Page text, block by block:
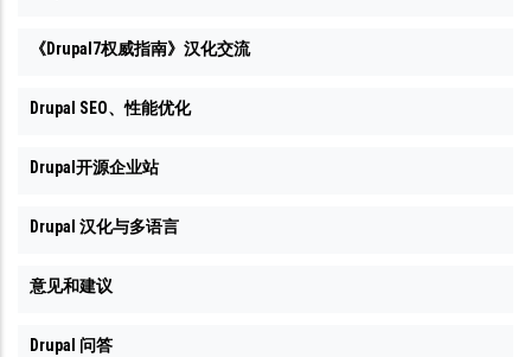
《Drupal7权威指南》汉化交流
Drupal SEO、性能优化
Drupal开源企业站
Drupal 汉化与多语言
意见和建议
Drupal 问答